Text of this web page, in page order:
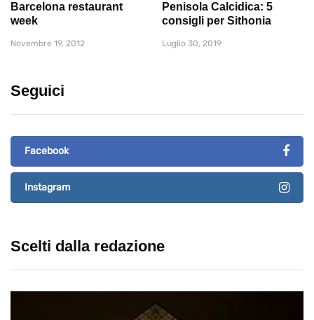
Barcelona restaurant
week
Novembre 19, 2012
Penisola Calcidica: 5
consigli per Sithonia
Luglio 30, 2019
Seguici
Facebook
Instagram
Scelti dalla redazione